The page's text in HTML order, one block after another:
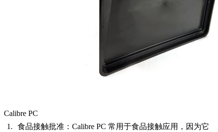
Calibre PC
食品接触批准 ：Calibre PC 常用于食品接触应用，因为它